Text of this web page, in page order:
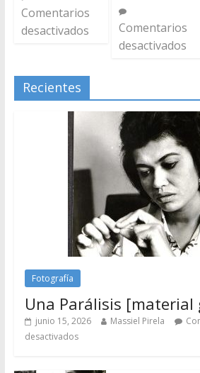
Comentarios
desactivados
Comentarios
desactivados
Recientes
Fotografía
Una Parálisis [material
junio 15, 2026 Massiel Pirela
desactivados